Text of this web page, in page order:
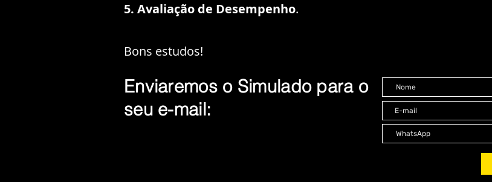
5. Avaliação de Desempenho.
Bons estudos!
Enviaremos o Simulado para o
seu e-mail: